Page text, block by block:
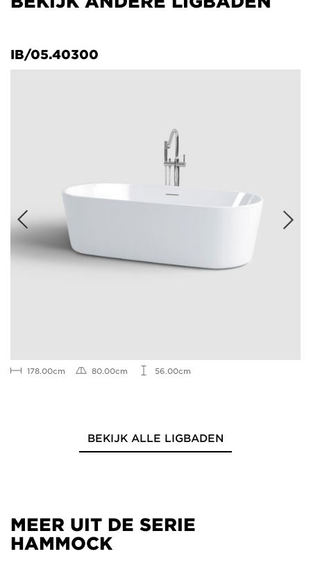
IB/05.40300
178.00cm 80.00cm 56.00cm
BEKIJK ALLE LIGBADEN
MEER UIT DE SERIE
HAMMOCK